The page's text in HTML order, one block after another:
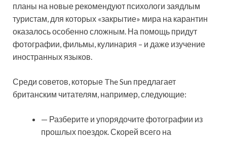
планы на новые рекомендуют психологи заядлым
туристам, для которых «закрытие» мира на карантин
оказалось особенно сложным. На помощь придут
фотографии, фильмы, кулинария – и даже изучение
иностранных языков.
Среди советов, которые The Sun предлагает
британским читателям, например, следующие:
— Разберите и упорядочите фотографии из
прошлых поездок. Скорей всего на